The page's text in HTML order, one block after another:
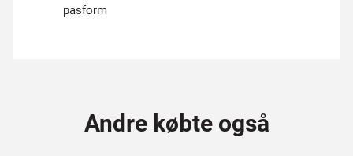
pasform
Andre købte også